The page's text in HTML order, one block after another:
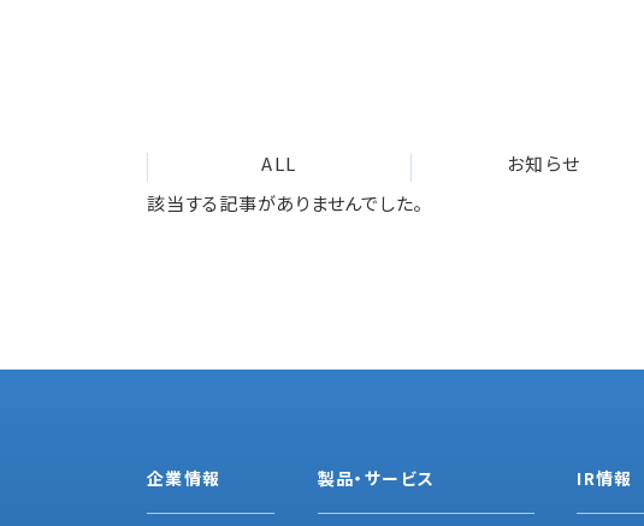
ALL お知らせ
該当する記事がありませんでした。
企業情報 製品・サービス IR情報